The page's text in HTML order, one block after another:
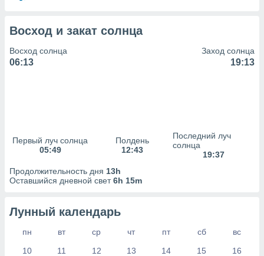
рекламы
Восход и закат солнца
Восход солнца
06:13
Заход солнца
19:13
Первый луч солнца
05:49
Полдень
12:43
Последний луч
солнца
19:37
Продолжительность дня 13h
Оставшийся дневной свет6h 15m
Лунный календарь
пн вт ср чт пт сб
вс
10
11 12 13 14 15 16